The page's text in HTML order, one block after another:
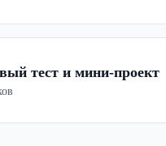
тест и мини-проект